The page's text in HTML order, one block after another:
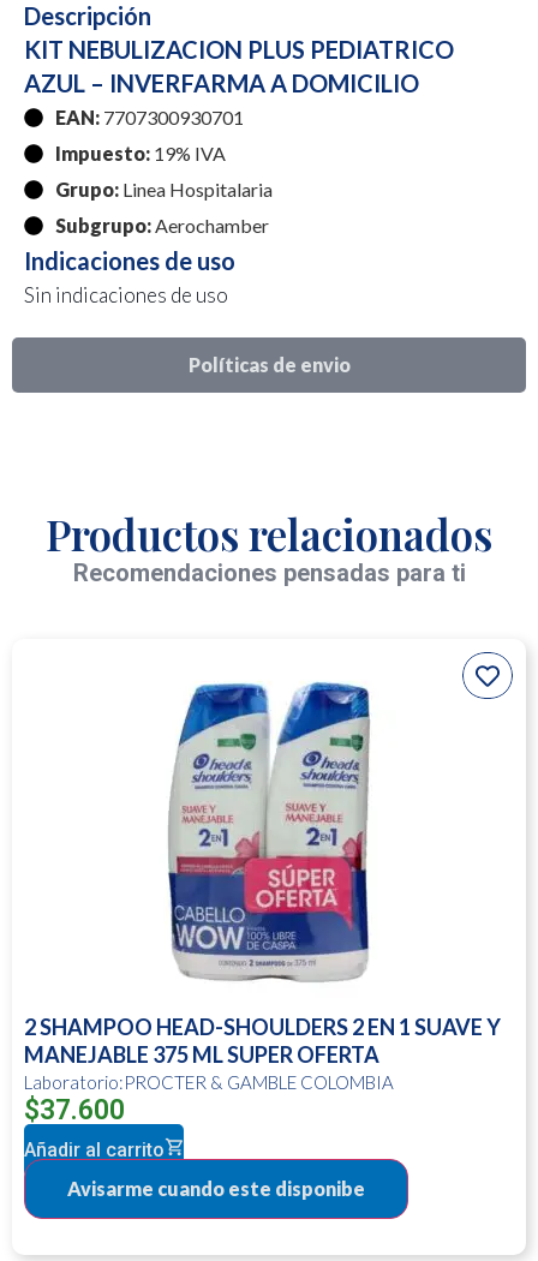
Políticas de envio
Descripción
KIT NEBULIZACION PLUS PEDIATRICO
AZUL – INVERFARMA A DOMICILIO
EAN: 7707300930701
Impuesto: 19% IVA
Grupo: Linea Hospitalaria
Subgrupo:Aerochamber
Indicaciones de uso
Sin indicaciones de uso
Productos relacionados
Recomendaciones pensadas para ti
2 SHAMPOO HEAD-SHOULDERS 2 EN 1 SUAVE Y
MANEJABLE 375 ML SUPER OFERTA
Laboratorio:PROCTER & GAMBLE COLOMBIA
$37.600
Añadir al carrito